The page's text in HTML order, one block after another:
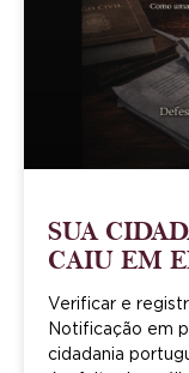
SUA
CAIU EM
Verificar e
Notificação em
cidadania